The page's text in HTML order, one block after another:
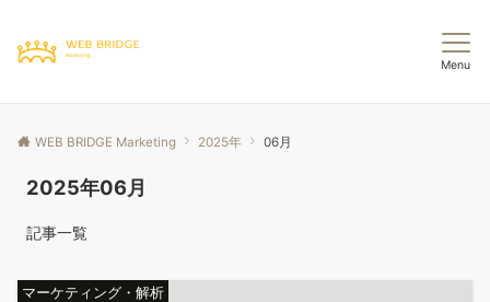
Menu
WEB BRIDGE Marketing 2025年 06月
2025年06月
記事一覧
マーケティング・解析